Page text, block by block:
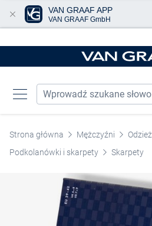
Strona główna Mężczyźni
Odzież
Podkolanówki i skarpety
Skarpety
VAN GRAAF APP
VAN GRAAF GmbH